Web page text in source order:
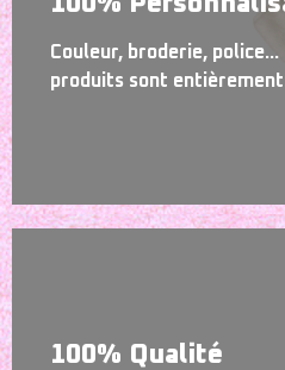
Couleur, broderie,
produits sont
100% Qualité